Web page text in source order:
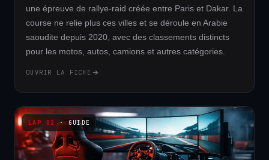
une épreuve de rallye-raid créée entre Paris et Dakar. La
course ne relie plus ces villes et se déroule en Arabie
saoudite depuis 2020, avec des classements distincts
pour les motos, autos, camions et autres catégories.
OUVRIR LA FICHE
· GUIDE